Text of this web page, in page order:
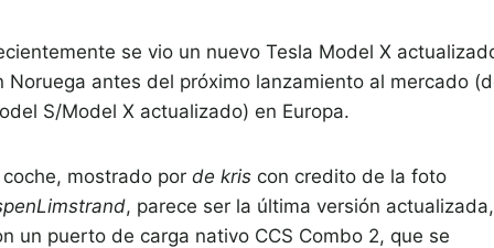
se vio un nuevo Tesla Model X
Noruega antes del próximo lanzamiento al mercado
S/Model X actualizado) en Europa.
coche, mostrado por de kris con credito de la foto
, parece ser la última versión actualizada,
un puerto de carga nativo CCS Combo 2, que se